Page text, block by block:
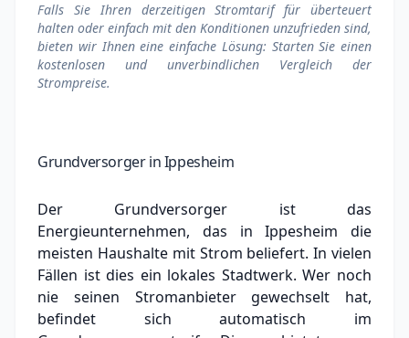
Falls Sie Ihren derzeitigen Stromtarif für überteuert
halten oder einfach mit den Konditionen unzufrieden sind,
bieten wir Ihnen eine einfache Lösung: Starten Sie einen
kostenlosen und unverbindlichen Vergleich der
Strompreise.
Grundversorger in Ippesheim
Der Grundversorger ist das
Energieunternehmen, das in Ippesheim die
meisten Haushalte mit Strom beliefert. In vielen
Fällen ist dies ein lokales Stadtwerk.Wer noch
nie seinen Stromanbieter gewechselt hat,
befindet sich automatisch im